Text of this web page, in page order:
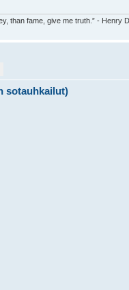
than fame, give me truth.” - Henry
sotauhkailut)